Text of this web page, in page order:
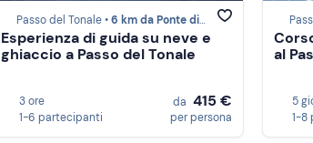
Passo del Tonale •6 km da Ponte di Legno
Esperienza di guida su neve e
ghiaccio a Passo del Tonale
3 ore
1-6 partecipanti
da 415 €
per persona
al
5
1-8